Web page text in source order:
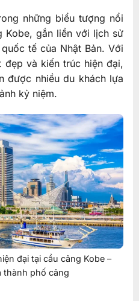
những biểu tượng nổi
Kobe, gắn liền với lịch sử
tế của Nhật Bản. Với
đẹp và kiến trúc hiện đại,
được nhiều du khách lựa
kỷ niệm.
đại tại cầu cảng Kobe –
thành phố cảng